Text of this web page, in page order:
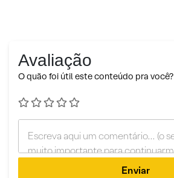
Avaliação
O quão foi útil este conteúdo pra você?
Enviar